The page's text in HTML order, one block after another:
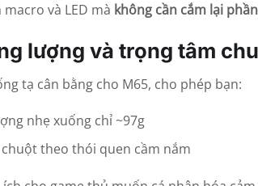
và LED mà không cần cắm lại
lượng và trọng tâm
tạ cân bằng cho M65, cho phép bạn:
nhẹ xuống chỉ ~97g
theo thói quen cầm nắm